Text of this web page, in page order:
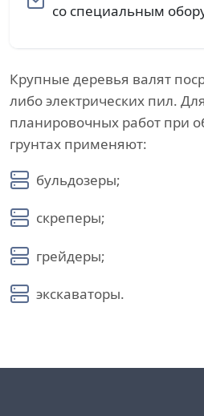
со специальным
Крупные деревья валят
либо электрических пил.
планировочных работ при
грунтах применяют:
бульдозеры;
скреперы;
грейдеры;
экскаваторы.